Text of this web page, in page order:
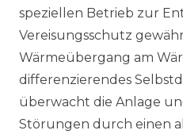
speziellen Betrieb zur
Vereisungsschutz
Wärmeübergang am
differenzierendes
überwacht die Anlage
Störungen durch einen